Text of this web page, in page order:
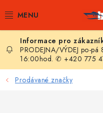
na
E-SHOP
AKČNÍ SLEVY
PRODEJNA/VÝDEJ po-
16:00hod. ✆ +420 775
Prodávané značky